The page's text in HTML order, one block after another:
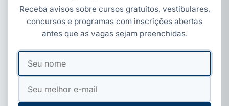
UNIFESP abre 10 mil vagas em
curso gratuito sobre Cannabis
Medicinal
PorIvan Alves
Receba avisos sobre cursos gratuitos, vestibulares,
concursos e programas com inscrições abertas
antes que as vagas sejam preenchidas.
Seu
nome
Seu
mail